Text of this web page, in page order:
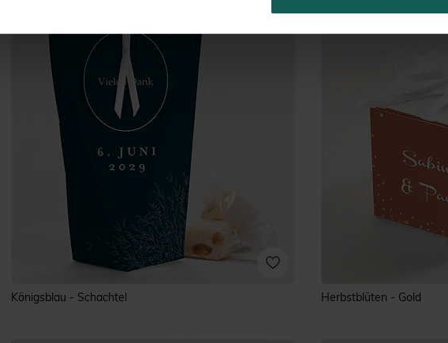
Königsblau - Schachtel Herbstblüten - Gold